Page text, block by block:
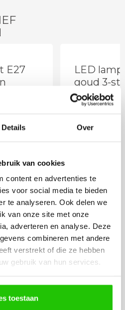
Details Over
van cookies
content en advertenties te
voor social media te bieden
te analyseren. Ook delen we
van onze site met onze
adverteren en analyse. Deze
combineren met andere
verstrekt of die ze hebben
gebruik van hun services.
toestaan
E27
,50
LED
goud 3-